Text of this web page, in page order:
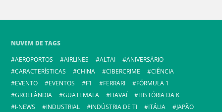
NUVEM DE TAGS
AEROPORTOS
AIRLINES ALTAI
ANIVERSÁRIO
CARACTERÍSTICAS
CHINA CIBERCRIME
CIÊNCIA
EVENTO
EVENTOS F1 FERRARI
FÓRMULA 1
GROELÂNDIA
GUATEMALA HAVAÍ
HISTÓRIA DA K
I-NEWS
INDUSTRIAL INDÚSTRIA DE TI ITÁLIA
JAPÃO